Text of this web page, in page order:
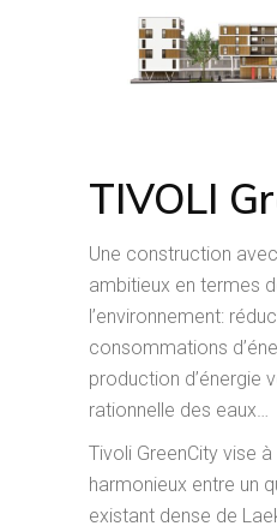
TIVOLI
Une construction
ambitieux en termes
l’environnement:
consommations
production d’énergie
rationnelle des eaux…
Tivoli GreenCity vise
harmonieux entre un
existant dense de